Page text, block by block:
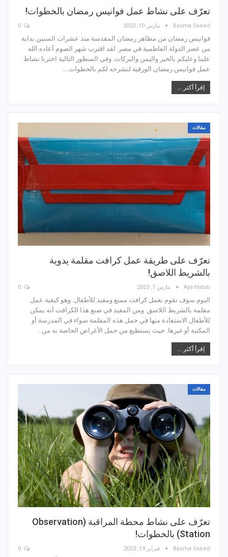
تعرّف على نشاط عمل فوانيس رمضان بالخطوات!
Basma Saeed مارس 10, 2023
فوانيس رمضان من مظاهر رمضان المقدسة منذ عشرات السنين بداية
من عصر الدولة الفاطمية في مصر. لقد اقترب شهر الصوم أعاده الله
علينا وعليكم بالخير واليمن والبركات. وفي السطور التالية اخترنا نشاط
عمل فوانيس رمضان الورقية لنشرحه لكم بالخطوات.…
إقرأ أكثر ...
مقالات
تعرّف على طريقة عمل كرافت مقلمة يدوية
بالشريط اللاصق!
Aya Habib مارس 7, 2023
اليوم سوف نقوم بعمل كرافت ممتع ومفيد للأطفال. وهو كيفية عمل
مقلمة بالشريط اللاصق. ومن المفيد في صنع هذا الكرافت أنه يمكن
للأطفال الاستفادة منها في حمل هذه المقلمة سواء في المدرسة أو
المكتبة أو غيرها. حيث يستطيع من حمل الأغراض الخاصة به من…
إقرأ أكثر ...
مقالات
تعرّف على نشاط محطة المراقبة (Observation
Station) بالخطوات!
Basma Saeed فبراير 19, 2023